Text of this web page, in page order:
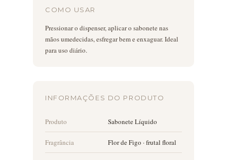
COMO USAR
Pressionar o dispenser, aplicar o sabonete nas
mãos umedecidas, esfregar bem e enxaguar. Ideal
para uso diário.
INFORMAÇÕES DO PRODUTO
Produto Sabonete Líquido
Fragrância Flor de Figo · frutal floral